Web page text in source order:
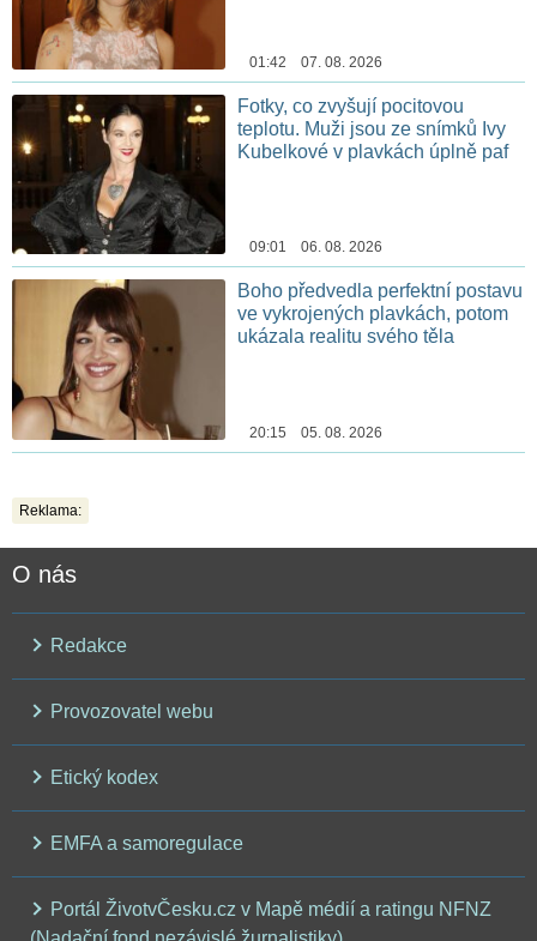
01:42 07. 08. 2026
Fotky, co zvyšují pocitovou
teplotu. Muži jsou ze snímků Ivy
Kubelkové v plavkách úplně paf
09:01 06. 08. 2026
Boho předvedla perfektní postavu
ve vykrojených plavkách, potom
ukázala realitu svého těla
20:15 05. 08. 2026
Reklama:
O nás
Redakce
Provozovatel webu
Etický kodex
EMFA a samoregulace
Portál ŽivotvČesku.cz v Mapě médií a ratingu NFNZ